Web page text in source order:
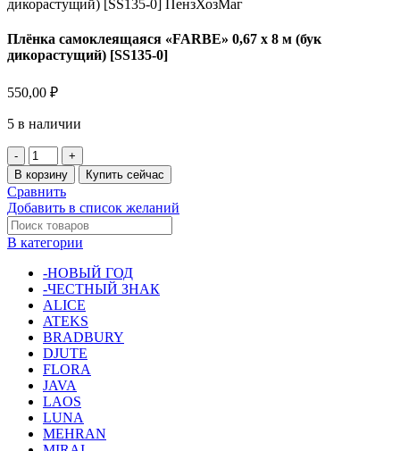
Плёнка самоклеящаяся «FARBE» 0,67 х 8 м (бук
дикорастущий) [SS135-0]
550,00 ₽
5 в наличии
Количество
товара
Плёнка
самоклеящаяся
"FARBE"
0,67
х
(бук
дикорастущий)
[SS135-
В корзину Купить сейчас
Сравнить
Добавить в список желаний
В категории
-НОВЫЙ ГОД
-ЧЕСТНЫЙ ЗНАК
ALICE
ATEKS
BRADBURY
DJUTE
FLORA
JAVA
LAOS
LUNA
MEHRAN